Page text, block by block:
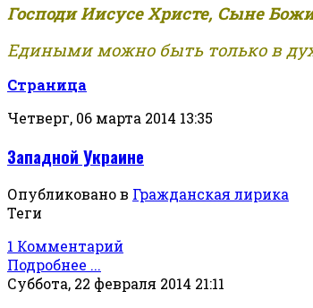
Господи Иисусе Христе, Сыне
Едиными можно быть только в
Страница
Четверг, 06 марта 2014 13:35
Западной Украине
Опубликовано в Гражданская лирика
Теги
1 Комментарий
Подробнее ...
Суббота, 22 февраля 2014 21:11